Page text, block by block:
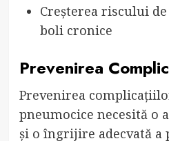
Creșterea riscului
boli cronice
Prevenirea
Prevenirea
pneumocice necesită o
și o îngrijire adecvată a